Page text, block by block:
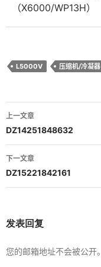
（X6000/WP13H）
L5000V 压缩机/冷凝器
文
章
导
航
上一文章
DZ14251848632
下一文章
DZ15221842161
发表回复
您的邮箱地址不会被公开。